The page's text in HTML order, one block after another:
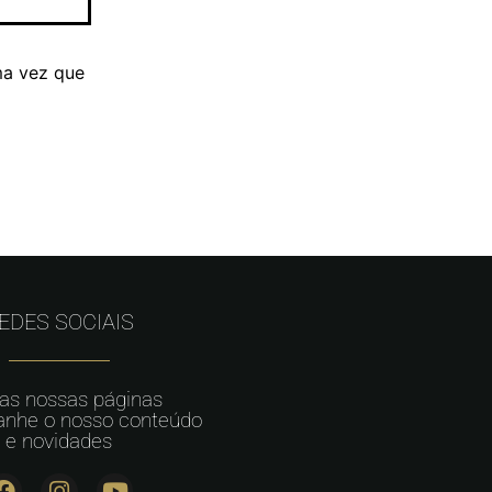
vez que
SOCIAIS
nossas páginas
o nosso conteúdo
e novidades